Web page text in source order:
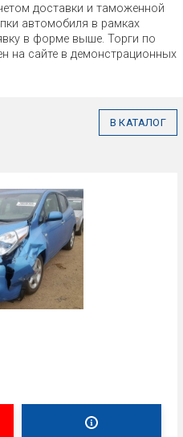
доставки и таможенной
автомобиля в рамках
в форме выше. Торги по
на сайте в демонстрационных
В КАТАЛОГ